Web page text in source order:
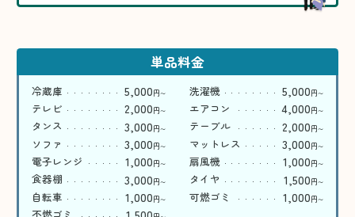
単品料金
冷蔵庫 5,000円〜 洗濯機 5,000円〜
テレビ 2,000円〜 エアコン 4,000円〜
タンス 3,000円〜 テーブル 2,000円〜
ソファ 3,000円〜 マットレス 3,000円〜
電子レンジ 1,000円〜 扇風機 1,000円〜
食器棚 3,000円〜 タイヤ 1,500円〜
自転車 1,000円〜 可燃ゴミ 1,000円〜